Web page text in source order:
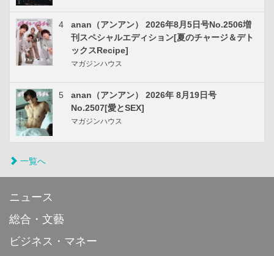
4
anan（アンアン） 2026年8月5日号No.2506増
刊スペシャルエディション[夏のチャージ＆デト
ックスRecipe]
マガジンハウス
5
anan（アンアン） 2026年 8月19日号
No.2507[愛とSEX]
マガジンハウス
一覧へ
ニュース
総合・文藝
ビジネス・マネー